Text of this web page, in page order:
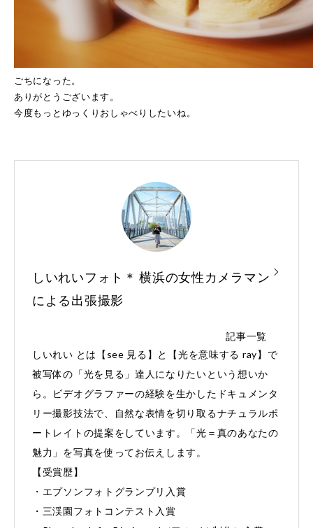
ごちになった。
ありがとうございます。
今度もっとゆっくりおしゃべりしたいね。
しいれいフォト＊ 横浜の女性カメラマン
による出張撮影
記事一覧
しいれい とは【see 見る】と【光を意味する ray】で
被写体の「光を見る」達人になりたいという想いか
ら。ビデオグラファーの経験を生かしたドキュメンタ
リー撮影技法で、自然な表情を切り取るナチュラルポ
ートレイトの提案をしています。「光＝真のあなたの
魅力」を写真を使ってお伝えします。
【受賞歴】
・エプソンフォトグランプリ入賞
・三渓園フォトコンテスト入賞